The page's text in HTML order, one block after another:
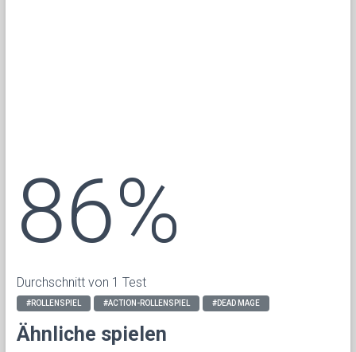
86%
Durchschnitt von 1 Test
#ROLLENSPIEL #ACTION-ROLLENSPIEL #DEAD MAGE
Ähnliche spielen